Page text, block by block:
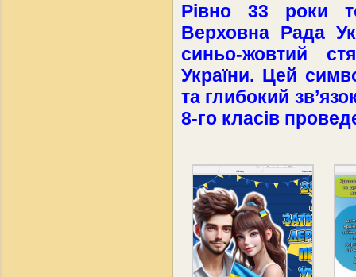
Рівно 33 роки
Верховна Рада
синьо-жовтий
України. Цей
та глибокий
8-го класів